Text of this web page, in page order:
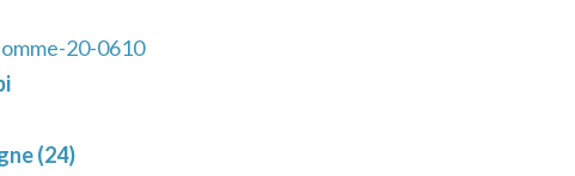
20-0610
(24)